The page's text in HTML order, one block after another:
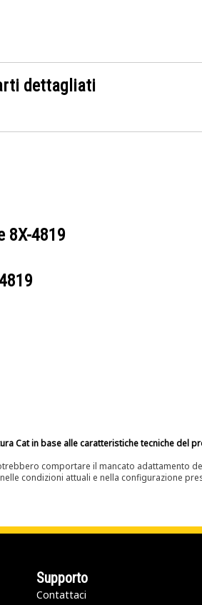
dettagliati
8X-4819
Cat in base alle caratteristiche tecniche del
comportare il mancato adattamento
condizioni attuali e nella configurazione
Supporto
Contattaci